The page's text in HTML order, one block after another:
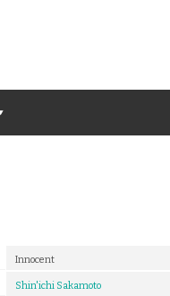
Innocent
Shin'ichi Sakamoto